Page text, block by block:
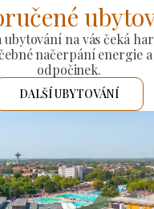
ubytování na vás čeká
načerpání energie
odpočinek.
DALŠÍ UBYTOVÁNÍ